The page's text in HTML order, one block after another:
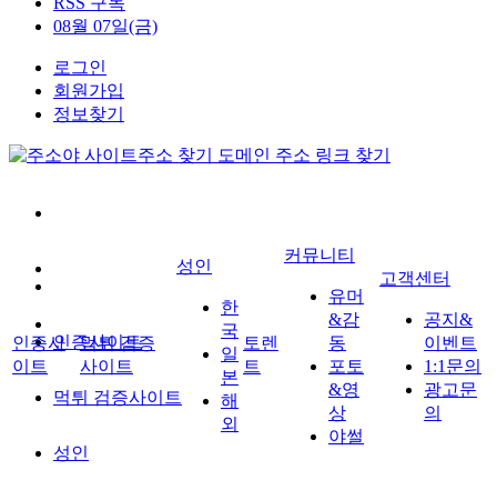
08월 07일(금)
로그인
회원가입
정보찾기
인증사이트
먹튀 검증사이트
성인
인증사
이트
먹튀 검증
사이트
성인
한
국
일
본
해
외
토렌
트
커뮤니티
유머
&감
동
포토
&영
상
야썰
고객센터
공지&
이벤트
1:1문의
광고문
의